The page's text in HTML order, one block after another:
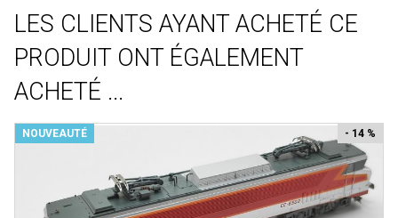
Voitures Voyageurs
Artitec
Atelier Debelleyme
ATHEARN
ATLAS EDITION
LES CLIENTS AYANT ACHETÉ CE
PRODUIT ONT ÉGALEMENT
ACHETÉ ...
NOUVEAUTÉ - 14 %